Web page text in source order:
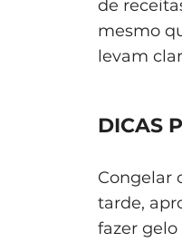
de
mesmo
levam
DICAS
Congelar
tarde,
fazer